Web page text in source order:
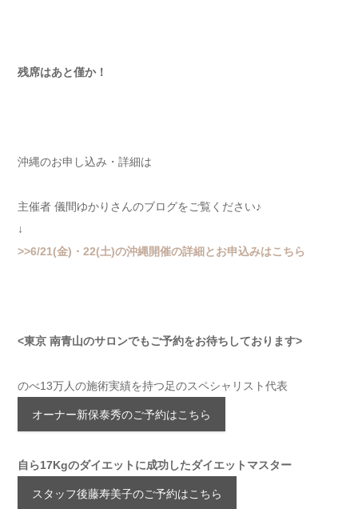
残席はあと僅か！
沖縄のお申し込み・詳細は
主催者 儀間ゆかりさんのブログをご覧ください♪
↓
>>6/21(金)・22(土)の沖縄開催の詳細とお申込みはこちら
<東京 南青山のサロンでもご予約をお待ちしております>
のべ13万人の施術実績を持つ足のスペシャリスト代表
オーナー新保泰秀のご予約はこちら
自ら17Kgのダイエットに成功したダイエットマスター
スタッフ後藤寿美子のご予約はこちら